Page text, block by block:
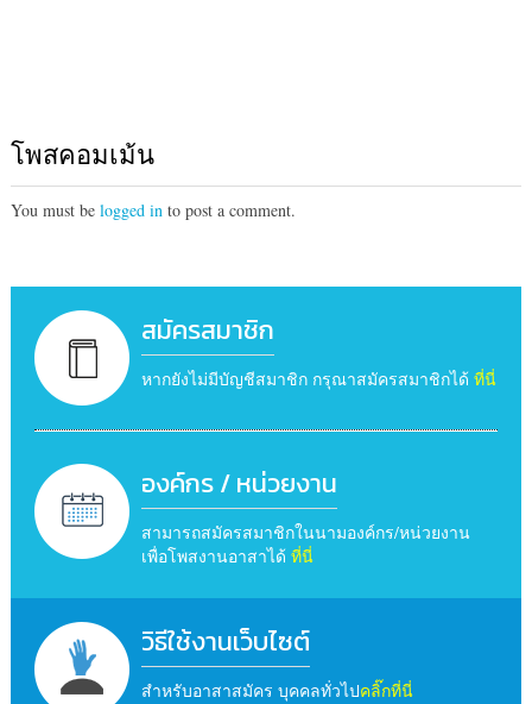
โพสคอมเม้น
You must be logged into post a comment.
สมัครสมาชิก
หากยังไม่มีบัญชีสมาชิก กรุณาสมัครสมาชิกได้ ที่นี่
องค์กร / หน่วยงาน
สามารถสมัครสมาชิกในนามองค์กร/หน่วยงาน
เพื่อโพสงานอาสาได้ ที่นี่
วิธีใช้งานเว็บไซต์
สำหรับอาสาสมัคร บุคคลทั่วไปคลิ๊กที่นี่